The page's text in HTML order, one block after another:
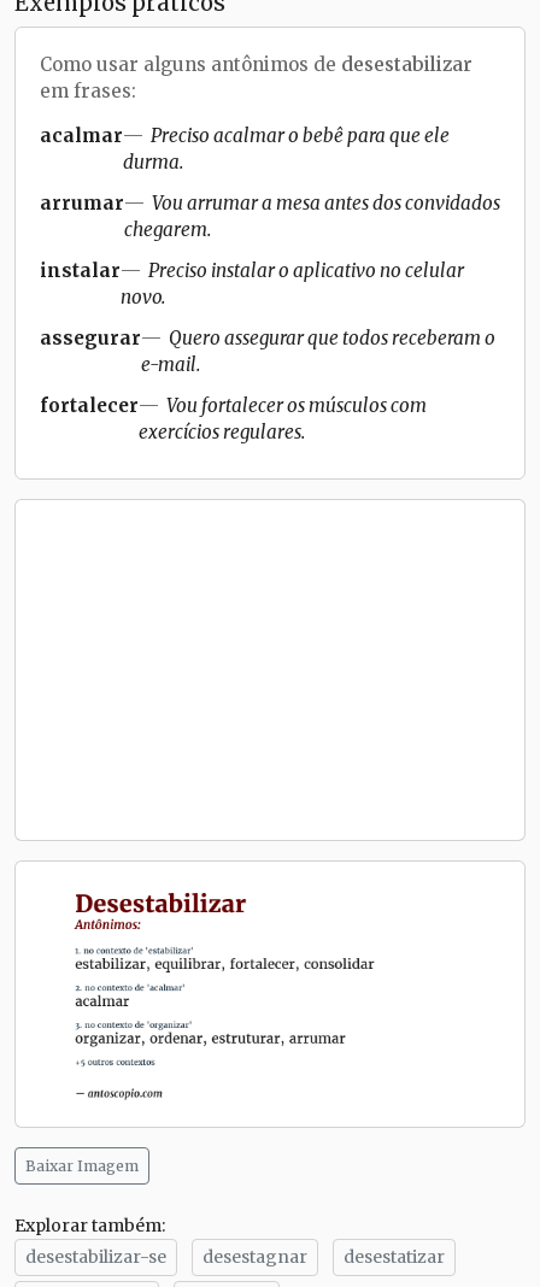
Como usar alguns antônimos de desestabilizar
em frases:
acalmar
Preciso acalmar o bebê para que ele
durma.
arrumar
Vou arrumar a mesa antes dos convidados
chegarem.
instalar
Preciso instalar o aplicativo no celular
novo.
assegurar
Quero assegurar que todos receberam o
e-mail.
fortalecer
Vou fortalecer os músculos com
exercícios regulares.
Baixar Imagem
Explorar também:
desestabilizar-se
desestagnar
desestatizar